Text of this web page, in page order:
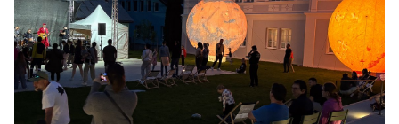
Rodinný park Obrovisko v srdci Muránskej
planiny s monumentálnymi drevenými sochami
obrov je ideálnym miestom pre rodiny hľadajúce
zábavu, poznanie a oddych v prírode.
Zistiť viac